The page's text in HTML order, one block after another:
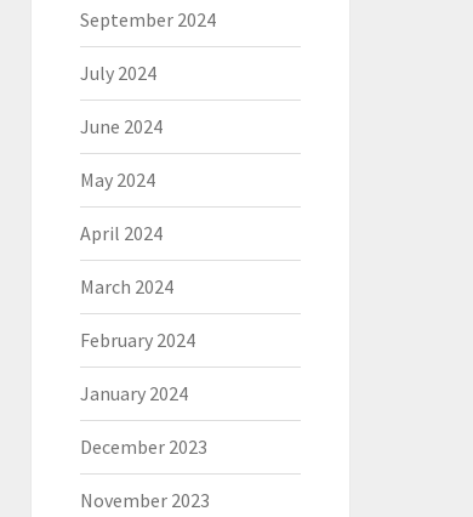
September 2024
July 2024
June 2024
May 2024
April 2024
March 2024
February 2024
January 2024
December 2023
November 2023